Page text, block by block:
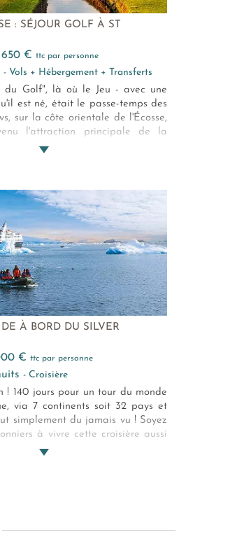
: SÉJOUR GOLF À ST
650 €ttc par personne
- Vols + Hébergement + Transferts
du Golf", là où le Jeu - avec une
est né, était le passe-temps des
sur la côte orientale de l'Écosse,
l'attraction principale de la
de quelques kilomètres sont
!
À BORD DU SILVER
€ttc par personne
- Croisière
! 140 jours pour un tour du monde
via 7 continents soit 32 pays et
simplement du jamais vu ! Soyez
à vivre cette croisière aussi